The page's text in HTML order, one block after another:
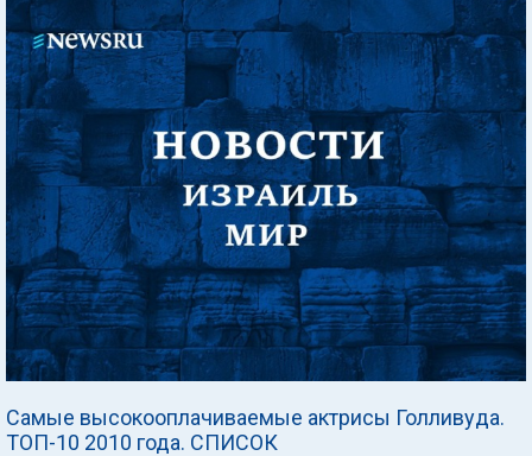
Самые высокооплачиваемые актрисы Голливуда.
ТОП-10 2010 года. СПИСОК